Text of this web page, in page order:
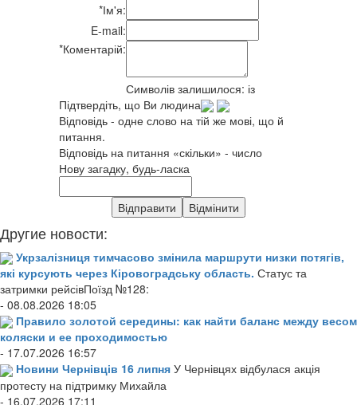
*Ім'я:
E-mail:
*Коментарій:
Символів залишилося: із
Підтвердіть, що Ви людина
Відповідь - одне слово на тій же мові, що й
питання.
Відповідь на питання «скільки» - число
Нову загадку, будь-ласка
Другие новости:
Укрзалізниця тимчасово змінила маршрути низки потягів,
які курсують через Кіровоградську область. Статус та
затримки рейсівПоїзд №128:
- 08.08.2026 18:05
Правило золотой середины: как найти баланс между весом
коляски и ее проходимостью
- 17.07.2026 16:57
Новини Чернівців 16 липня У Чернівцях відбулася акція
протесту на підтримку Михайла
- 16.07.2026 17:11